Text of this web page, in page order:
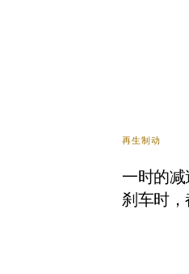
再生制动
一时的
刹车时，